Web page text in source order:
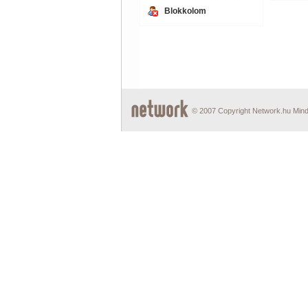
Blokkolom
© 2007 Copyright Network.hu